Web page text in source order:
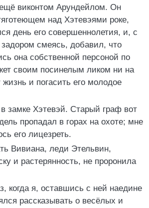
виконтом Арундейлом. Он
над Хэтевэями роке,
день его совершеннолетия, и, с
смеясь, добавил, что
она собственной персоной по
своим посинелым ликом ни на
и погасить его молодое
замке Хэтевэй. Старый граф вот
пропадал в горах на охоте; мне
его лицезреть.
Вивиана, леди Этельвин,
и растерянность, не проронила
когда я, оставшись с ней наедине
рассказывать о весёлых и